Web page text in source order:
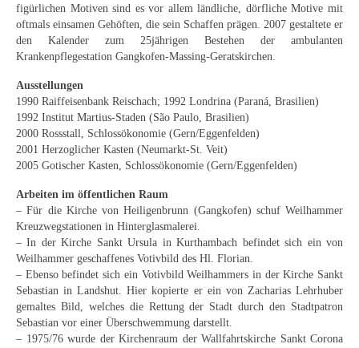
figürlichen Motiven sind es vor allem ländliche, dörfliche Motive mit
oftmals einsamen Gehöften, die sein Schaffen prägen. 2007 gestaltete er
den Kalender zum 25jährigen Bestehen der ambulanten
Krankenpflegestation Gangkofen-Massing-Geratskirchen.
Ausstellungen
1990 Raiffeisenbank Reischach; 1992 Londrina (Paraná, Brasilien)
1992 Institut Martius-Staden (São Paulo, Brasilien)
2000 Rossstall, Schlossökonomie (Gern/Eggenfelden)
2001 Herzoglicher Kasten (Neumarkt-St. Veit)
2005 Gotischer Kasten, Schlossökonomie (Gern/Eggenfelden)
Arbeiten im öffentlichen Raum
– Für die Kirche von Heiligenbrunn (Gangkofen) schuf Weilhammer
Kreuzwegstationen in Hinterglasmalerei.
– In der Kirche Sankt Ursula in Kurthambach befindet sich ein von
Weilhammer geschaffenes Votivbild des Hl. Florian.
– Ebenso befindet sich ein Votivbild Weilhammers in der Kirche Sankt
Sebastian in Landshut. Hier kopierte er ein von Zacharias Lehrhuber
gemaltes Bild, welches die Rettung der Stadt durch den Stadtpatron
Sebastian vor einer Überschwemmung darstellt.
– 1975/76 wurde der Kirchenraum der Wallfahrtskirche Sankt Corona